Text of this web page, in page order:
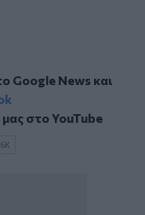
Google Newsκαι
στοYouTube